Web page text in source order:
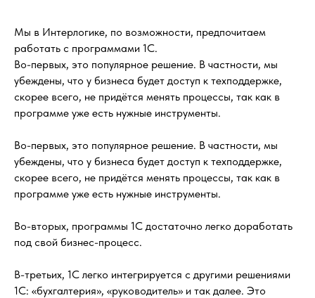
Мы в Интерлогике, по возможности, предпочитаем
работать с программами 1С.
Во-первых, это популярное решение. В частности, мы
убеждены, что у бизнеса будет доступ к техподдержке,
скорее всего, не придётся менять процессы, так как в
программе уже есть нужные инструменты.
Во-первых, это популярное решение. В частности, мы
убеждены, что у бизнеса будет доступ к техподдержке,
скорее всего, не придётся менять процессы, так как в
программе уже есть нужные инструменты.
Во-вторых, программы 1С достаточно легко доработать
под свой бизнес-процесс.
В-третьих, 1С легко интегрируется с другими решениями
1С: «бухгалтерия», «руководитель» и так далее. Это